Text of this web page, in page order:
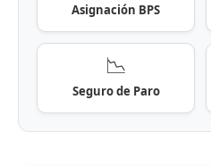
Asignación BPS
📉
Seguro de Paro